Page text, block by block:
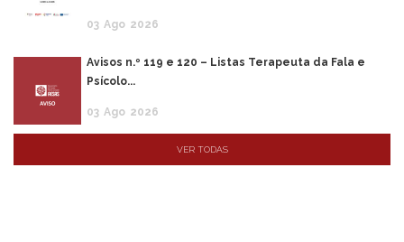
03 Ago 2026
Avisos n.º 119 e 120 – Listas Terapeuta da Fala e
Psícolo...
03 Ago 2026
VER TODAS